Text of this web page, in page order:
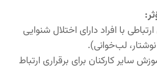
با افراد دارای اختلال شنوایی
لب‌خوانی).
سایر کارکنان برای برقراری ارتباط